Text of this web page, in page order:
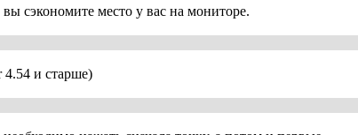
сэкономите место у вас на мониторе.
4.54 и старше)